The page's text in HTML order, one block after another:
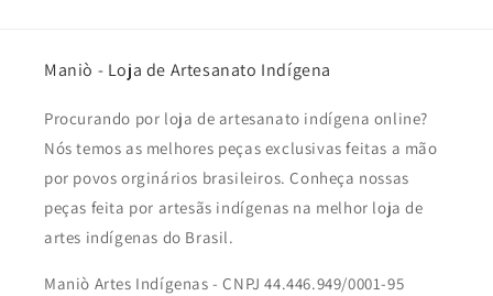
Maniò - Loja de Artesanato Indígena
Procurando por loja de artesanato indígena online?
Nós temos as melhores peças exclusivas feitas a mão
por povos orginários brasileiros. Conheça nossas
peças feita por artesãs indígenas na melhor loja de
artes indígenas do Brasil.
Maniò Artes Indígenas - CNPJ 44.446.949/0001-95